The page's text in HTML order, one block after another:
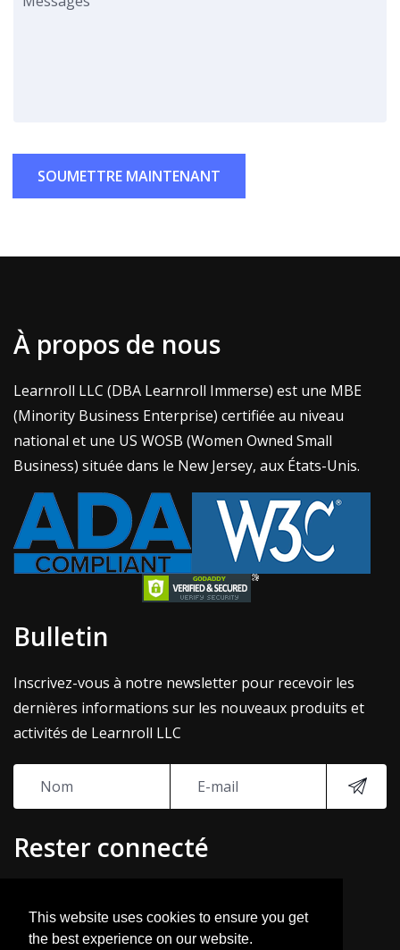
This website uses cookies to ensure you get
the best experience on our website.
SOUMETTRE MAINTENANT
À propos de nous
Learnroll LLC (DBA Learnroll Immerse) est une MBE
(Minority Business Enterprise) certifiée au niveau
national et une US WOSB (Women Owned Small
Business) située dans le New Jersey, aux États-Unis.
Bulletin
Inscrivez-vous à notre newsletter pour recevoir les
dernières informations sur les nouveaux produits et
activités de Learnroll LLC
Rester connecté